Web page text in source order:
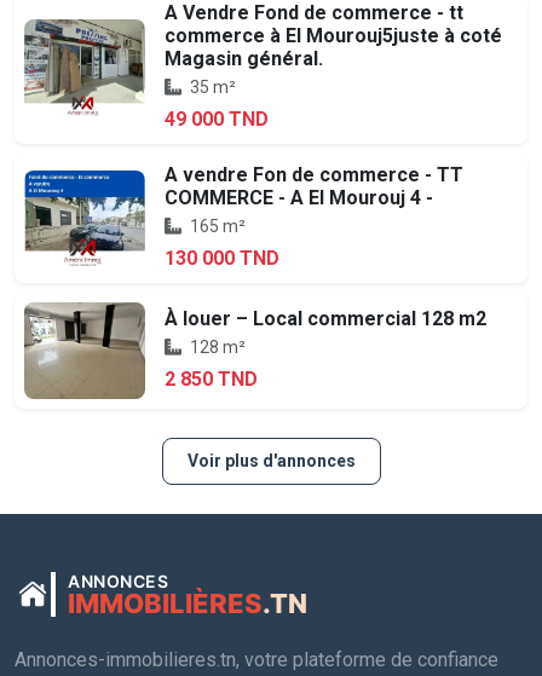
A Vendre Fond de commerce - tt
commerce à El Mourouj5juste à coté
Magasin général.
35 m²
49 000 TND
A vendre Fon de commerce - TT
COMMERCE - A El Mourouj 4 -
165 m²
130 000 TND
À louer – Local commercial 128 m2
128 m²
2 850 TND
Voir plus d'annonces
ANNONCES
IMMOBILIÈRES.TN
Annonces-immobilieres.tn, votre plateforme de confiance